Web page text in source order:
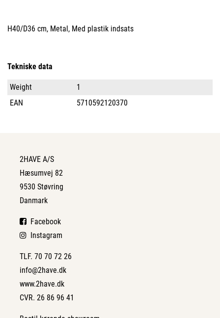
H40/D36 cm, Metal, Med plastik indsats
Tekniske data
Weight
1
EAN
5710592120370
2HAVE A/S
Hæsumvej 82
9530 Støvring
Danmark
Facebook
Instagram
TLF. 70 70 72 26
info@2have.dk
www.2have.dk
CVR. 26 86 96 41